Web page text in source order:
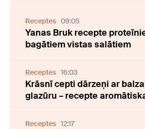
Receptes 09:05
Yanas Bruk recepte
bagātiem vistas salātiem
Receptes 16:03
Krāsnī cepti dārzeņi ar
glazūru – recepte
Receptes 12:17